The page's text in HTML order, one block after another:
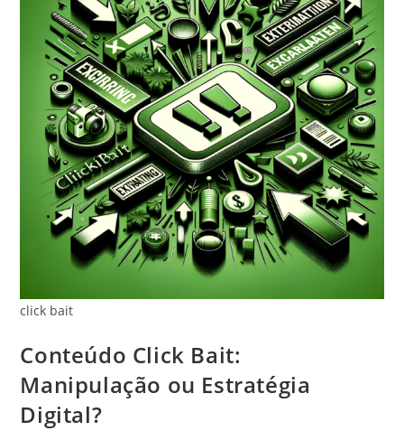
click bait
Conteúdo Click Bait:
Manipulação ou Estratégia
Digital?